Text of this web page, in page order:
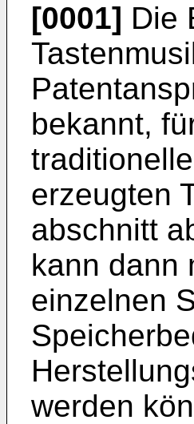
[0001] Die
bekannt,
erzeugten
abschnitt
kann dann
einzelnen
werden